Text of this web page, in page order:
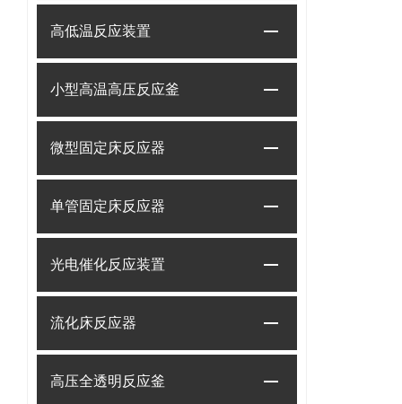
高低温反应装置
小型高温高压反应釜
微型固定床反应器
单管固定床反应器
光电催化反应装置
流化床反应器
高压全透明反应釜